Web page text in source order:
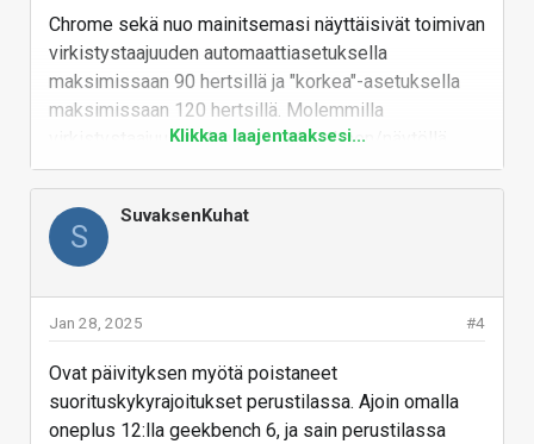
pakottaa 120 hz tilaan. Tällöin tosin akkua
kuluu kun staattista sisältöä katsoessa ollaan
koko ajan "tapissa".
Chrome sekä nuo mainitsemasi näyttäisivät toimivan
virkistystaajuuden automaattiasetuksella
maksimissaan 90 hertsillä ja "korkea"-asetuksella
maksimissaan 120 hertsillä. Molemmilla
virkistystaajuus mukautuu kosketuksen/näytöllä
tapahtuvan liikkeen mukaan.
Vastaa
Klikkaa laajentaaksesi...
S
SuvaksenKuhat
#4
Jan 28, 2025
Ovat päivityksen myötä poistaneet
suorituskykyrajoitukset perustilassa. Ajoin omalla
oneplus 12:lla geekbench 6, ja sain perustilassa